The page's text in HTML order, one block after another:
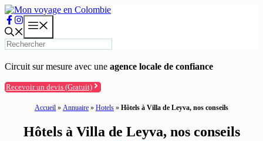
Aller
au
contenu
Circuit sur mesure avec une agence locale de confiance
Recevoir un devis (Gratuit)
Accueil » Annuaire » Hotels » Hôtels à Villa de Leyva, nos conseils
Hôtels à Villa de Leyva, nos conseils